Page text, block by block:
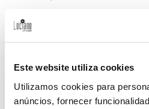
Este website utiliza cookies
Utilizamos cookies para
anúncios, fornecer